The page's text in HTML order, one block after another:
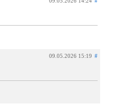
09.05.2026 15:19 #